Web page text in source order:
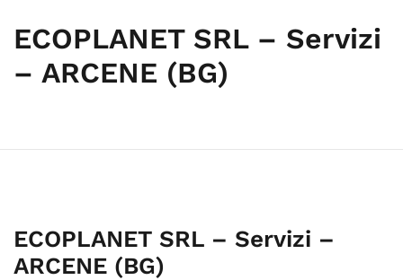
ECOPLANET SRL – Servizi
– ARCENE (BG)
ECOPLANET SRL – Servizi –
ARCENE (BG)